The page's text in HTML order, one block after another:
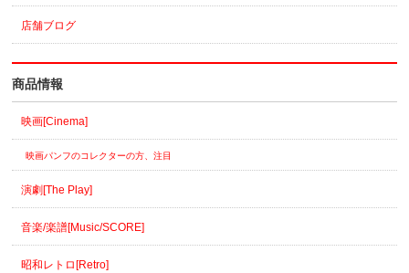
店舗ブログ
商品情報
映画[Cinema]
映画パンフのコレクターの方、注目
演劇[The Play]
音楽/楽譜[Music/SCORE]
昭和レトロ[Retro]